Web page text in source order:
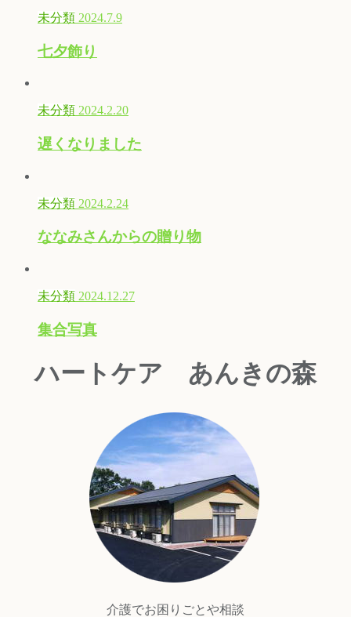
未分類 2024.7.9
七夕飾り
未分類 2024.2.20
遅くなりました
未分類 2024.2.24
ななみさんからの贈り物
未分類 2024.12.27
集合写真
ハートケア あんきの森
介護でお困りごとや相談